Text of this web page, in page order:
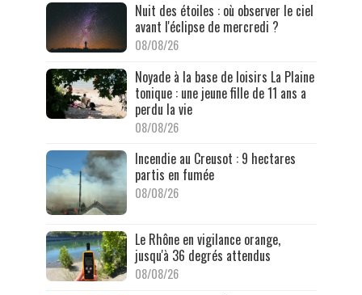
Nuit des étoiles : où observer le ciel
avant l'éclipse de mercredi ?
08/08/26
Noyade à la base de loisirs La Plaine
tonique : une jeune fille de 11 ans a
perdu la vie
08/08/26
Incendie au Creusot : 9 hectares
partis en fumée
08/08/26
Le Rhône en vigilance orange,
jusqu'à 36 degrés attendus
08/08/26